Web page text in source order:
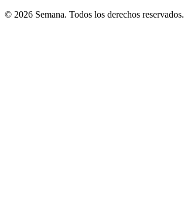
© 2026 Semana. Todos los derechos reservados.